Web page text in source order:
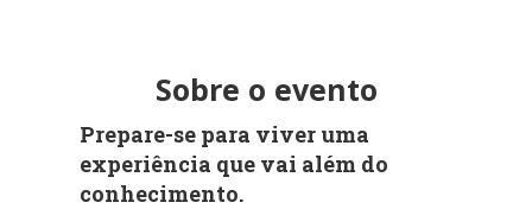
Sobre o evento
Prepare-se para viver uma
experiência que vai além do
conhecimento.